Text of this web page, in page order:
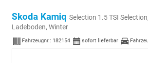
Skoda Kamiq Selection 1.5 TSI
Ladeboden, Winter
Fahrzeugnr.: 182154 sofort lieferbar